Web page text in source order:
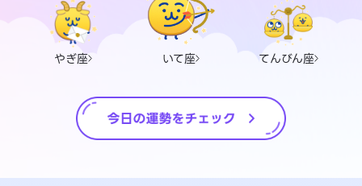
やぎ座 いて座 てんびん座